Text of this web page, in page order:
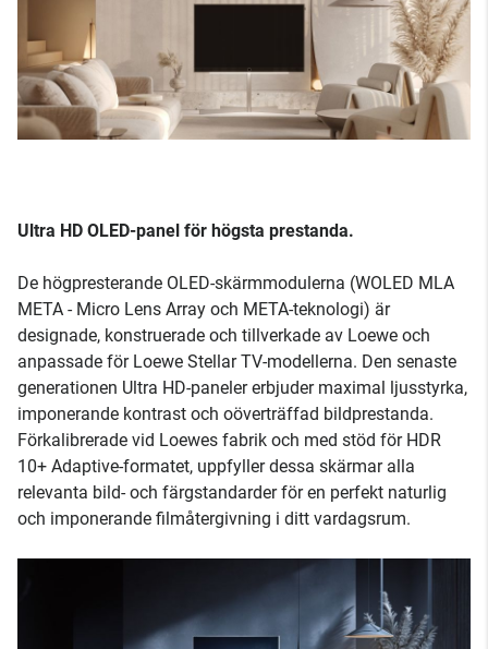
Ultra HD OLED-panel för högsta prestanda.
De högpresterande OLED-skärmmodulerna (WOLED MLA
META - Micro Lens Array och META-teknologi) är
designade, konstruerade och tillverkade av Loewe och
anpassade för Loewe Stellar TV-modellerna. Den senaste
generationen Ultra HD-paneler erbjuder maximal ljusstyrka,
imponerande kontrast och oöverträffad bildprestanda.
Förkalibrerade vid Loewes fabrik och med stöd för HDR
10+ Adaptive-formatet, uppfyller dessa skärmar alla
relevanta bild- och färgstandarder för en perfekt naturlig
och imponerande filmåtergivning i ditt vardagsrum.